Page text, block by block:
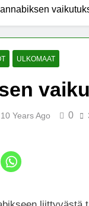
7
ULKOMAAT
10 Years Ago 0